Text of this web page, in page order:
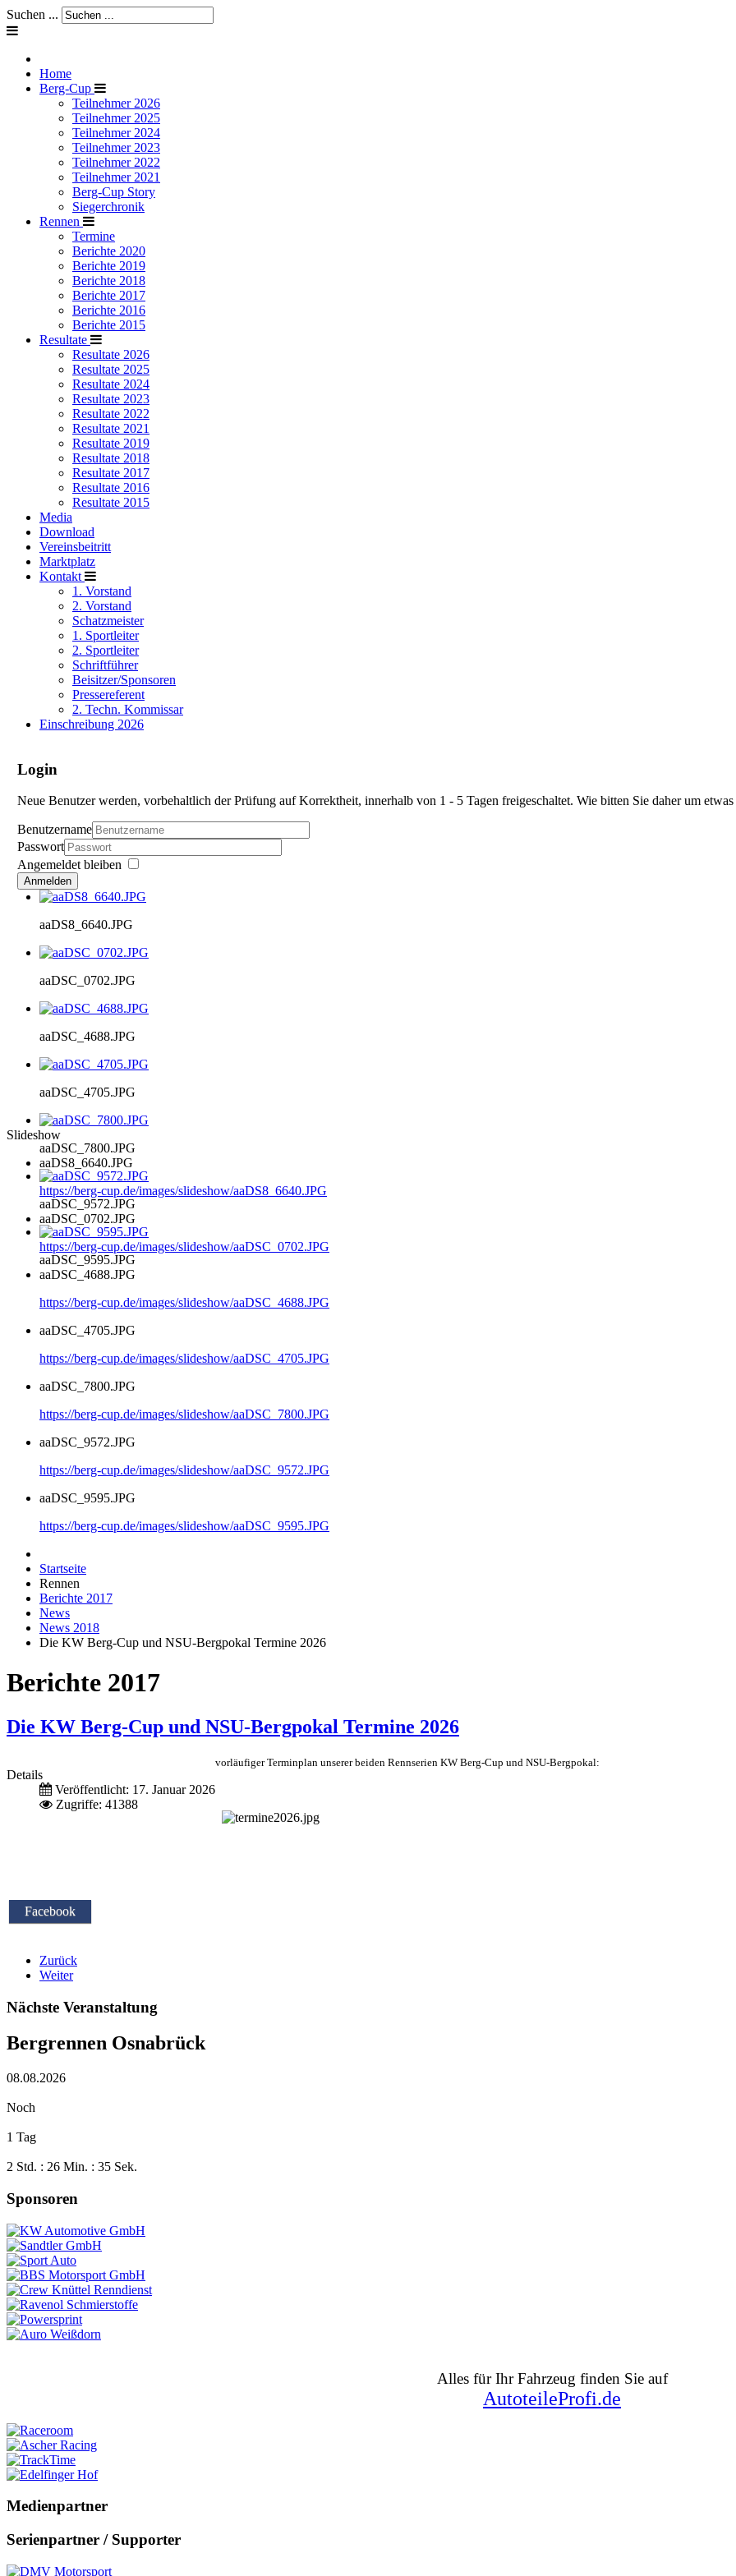
Suchen ...
Home
Berg-Cup
Teilnehmer 2026
Teilnehmer 2025
Teilnehmer 2024
Teilnehmer 2023
Teilnehmer 2022
Teilnehmer 2021
Berg-Cup Story
Siegerchronik
Rennen
Termine
Berichte 2020
Berichte 2019
Berichte 2018
Berichte 2017
Berichte 2016
Berichte 2015
Resultate
Resultate 2026
Resultate 2025
Resultate 2024
Resultate 2023
Resultate 2022
Resultate 2021
Resultate 2019
Resultate 2018
Resultate 2017
Resultate 2016
Resultate 2015
Media
Download
Vereinsbeitritt
Marktplatz
Kontakt
1. Vorstand
2. Vorstand
Schatzmeister
1. Sportleiter
2. Sportleiter
Schriftführer
Beisitzer/Sponsoren
Pressereferent
2. Techn. Kommissar
Einschreibung 2026
Login
Neue Benutzer werden, vorbehaltlich der Prüfung auf Korrektheit, innerhalb von 1 - 5 Tagen freigeschaltet. Wie bitten Sie daher um
Benutzername
Passwort
Angemeldet bleiben
Anmelden
aaDS8_6640.JPG
aaDSC_0702.JPG
aaDSC_4688.JPG
aaDSC_4705.JPG
aaDSC_7800.JPG
aaDSC_9572.JPG
aaDSC_9595.JPG
Slideshow
aaDS8_6640.JPG
https://berg-cup.de/images/slideshow/aaDS8_6640.JPG
aaDSC_0702.JPG
https://berg-cup.de/images/slideshow/aaDSC_0702.JPG
aaDSC_4688.JPG
https://berg-cup.de/images/slideshow/aaDSC_4688.JPG
aaDSC_4705.JPG
https://berg-cup.de/images/slideshow/aaDSC_4705.JPG
aaDSC_7800.JPG
https://berg-cup.de/images/slideshow/aaDSC_7800.JPG
aaDSC_9572.JPG
https://berg-cup.de/images/slideshow/aaDSC_9572.JPG
aaDSC_9595.JPG
https://berg-cup.de/images/slideshow/aaDSC_9595.JPG
Startseite
Rennen
Berichte 2017
News
News 2018
Die KW Berg-Cup und NSU-Bergpokal Termine 2026
Berichte 2017
Die KW Berg-Cup und NSU-Bergpokal Termine 2026
Details
Veröffentlicht: 17. Januar 2026
Zugriffe: 41388
vorläufiger Terminplan unserer beiden Rennserien KW Berg-Cup und NSU-Bergpokal:
Facebook
Zurück
Weiter
Nächste Veranstaltung
Bergrennen Osnabrück
08.08.2026
Noch
1 Tag
2 Std. : 26 Min. : 34 Sek.
Sponsoren
Alles für Ihr Fahrzeug finden Sie auf
AutoteileProfi.de
Medienpartner
Serienpartner / Supporter